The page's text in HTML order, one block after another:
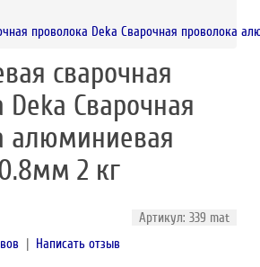
проволока Deka Сварочная проволока
сварочная
Deka Сварочная
алюминиевая
2 кг
Артикул: 339 mat
| Написать отзыв